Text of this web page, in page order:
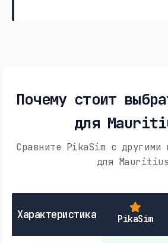
Почему стоит
для
Сравните PikaSim с другими
для Mauritius
Характеристика PikaSim